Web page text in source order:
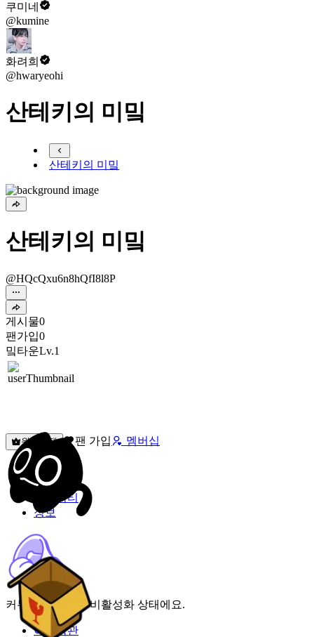
쿠미네
@kumine
화려희
@hwaryeohi
산테키의 미밐
산테키의 미밐
산테키의 미밐
@HQcQxu6n8hQfI8l8P
게시물0
팬가입0
밐타운Lv.1
원픽선택 팬 가입 멤버십
밐타운
피드
커뮤니티
정보
커뮤니티 기능이 비활성화 상태에요.
이용약관